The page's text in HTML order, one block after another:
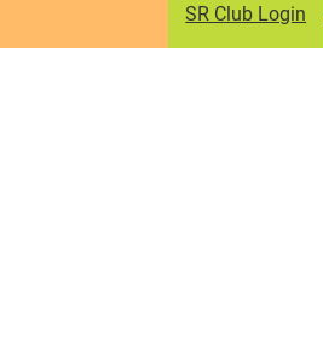
SR Club Login